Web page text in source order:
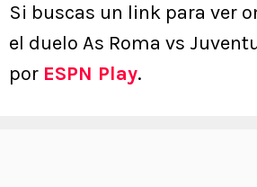
Si buscas un link para ver
el duelo As Roma vs
por ESPN Play.